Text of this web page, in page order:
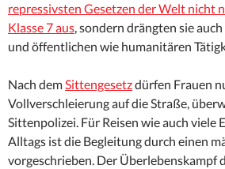
repressivsten Gesetzen der Welt nicht
Klasse 7 aus, sondern drängten sie
und öffentlichen wie humanitären
Nach demSittengesetzdürfen Frauen
Vollverschleierung auf die Straße,
Sittenpolizei. Für Reisen wie auch viele
Alltags ist die Begleitung durch einen
vorgeschrieben. Der Überlebenskampf